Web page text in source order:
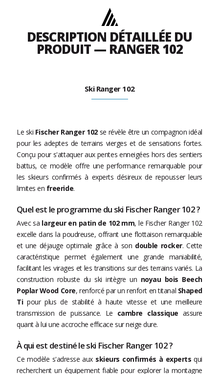
DESCRIPTION DÉTAILLÉE DU
PRODUIT — RANGER 102
Ski Ranger 102
Le ski Fischer Ranger 102se révèle être un compagnon idéal
pour les adeptes de terrains vierges et de sensations fortes.
Conçu pour s'attaquer aux pentes enneigées hors des sentiers
battus, ce modèle offre une performance remarquable pour
les skieurs confirmés à experts désireux de repousser leurs
limites en freeride.
Quel est le programme du ski Fischer Ranger 102 ?
Avec sa largeur en patin de 102 mm, le Fischer Ranger 102
excelle dans la poudreuse, offrant une flottaison remarquable
et une déjauge optimale grâce à son double rocker. Cette
caractéristique permet également une grande maniabilité,
facilitant les virages et les transitions sur des terrains variés. La
construction robuste du ski intègre un noyau bois Beech
Poplar Wood Core, renforcé par un renfort en titanal Shaped
Tipour plus de stabilité à haute vitesse et une meilleure
transmission de puissance. Le cambre classique assure
quant à lui une accroche efficace sur neige dure.
À qui est destiné le ski Fischer Ranger 102 ?
Ce modèle s'adresse aux skieurs confirmés à experts qui
recherchent un équipement fiable pour explorer la montagne